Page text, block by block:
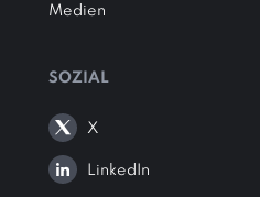
Medien
SOZIAL
X
LinkedIn